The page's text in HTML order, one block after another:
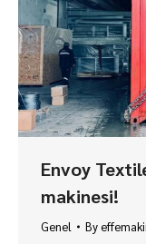
Envoy
makinesi!
Genel By